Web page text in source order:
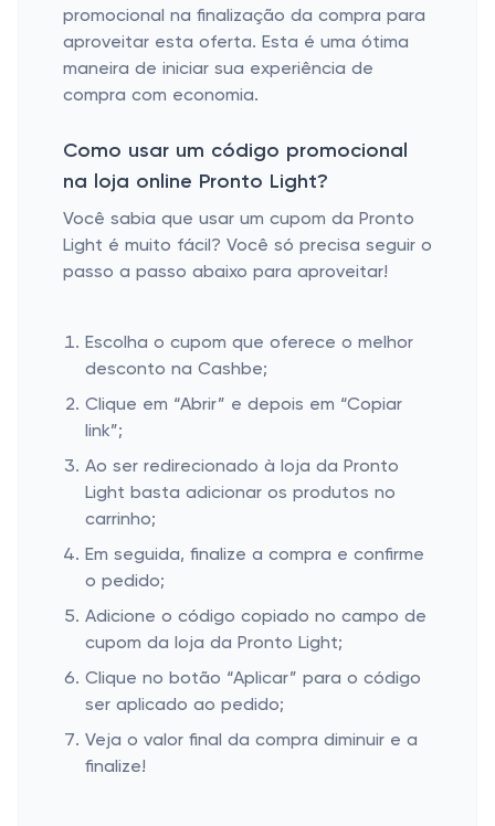
promocional na finalização da compra para
aproveitar esta oferta. Esta é uma ótima
maneira de iniciar sua experiência de
compra com economia.
Como usar um código promocional
na loja online Pronto Light?
Você sabia que usar um cupom da Pronto
Light é muito fácil? Você só precisa seguir o
passo a passo abaixo para aproveitar!
Escolha o cupom que oferece o melhor
desconto na Cashbe;
Clique em “Abrir” e depois em “Copiar
link”;
Ao ser redirecionado à loja da Pronto
Light basta adicionar os produtos no
carrinho;
Em seguida, finalize a compra e confirme
o pedido;
Adicione o código copiado no campo de
cupom da loja da Pronto Light;
Clique no botão “Aplicar” para o código
ser aplicado ao pedido;
Veja o valor final da compra diminuir e a
finalize!